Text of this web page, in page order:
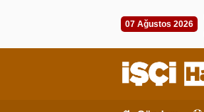
07 Ağustos 2026